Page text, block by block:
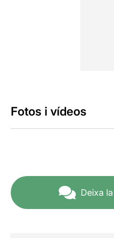
Fotos i vídeos
Deixa